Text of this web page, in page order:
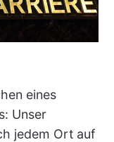
eines
Unser
jedem Ort auf